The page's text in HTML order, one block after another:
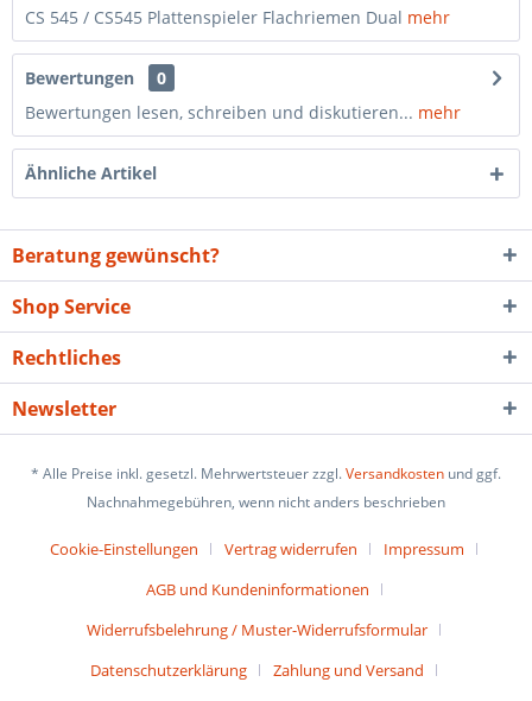
CS 545 / CS545 Plattenspieler Flachriemen Dual mehr
Bewertungen
0
Bewertungen lesen, schreiben und diskutieren... mehr
Ähnliche Artikel
Beratung gewünscht?
Shop Service
Rechtliches
Newsletter
* Alle Preise inkl. gesetzl. Mehrwertsteuer zzgl.Versandkosten und ggf.
Nachnahmegebühren, wenn nicht anders beschrieben
Cookie-Einstellungen Vertrag widerrufen
Impressum
AGB und Kundeninformationen
Widerrufsbelehrung / Muster-Widerrufsformular
Datenschutzerklärung
Zahlung und Versand